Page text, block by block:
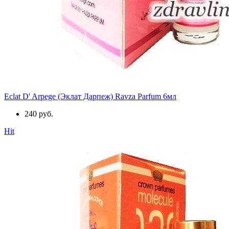
Eclat D' Arpege (Эклат Дарпеж) Ravza Parfum 6мл
240 руб.
Hit